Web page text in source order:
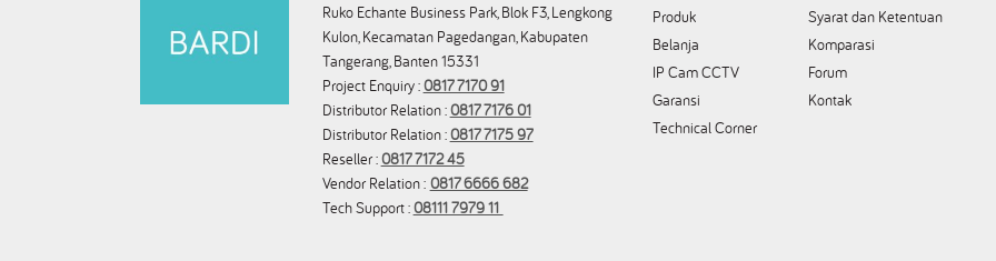
Ruko Echante Business Park, Blok F3, Lengkong
Kulon, Kecamatan Pagedangan, Kabupaten
Tangerang, Banten 15331
Project Enquiry :0817 7170 91
Distributor Relation :0817 7176 01
Distributor Relation :0817 7175 97
Reseller :0817 7172 45
Vendor Relation : 0817 6666 682
Tech Support :08111 7979 11
Produk
Belanja
IP Cam CCTV
Garansi
Technical Corner
Syarat dan Ketentuan
Komparasi
Forum
Kontak